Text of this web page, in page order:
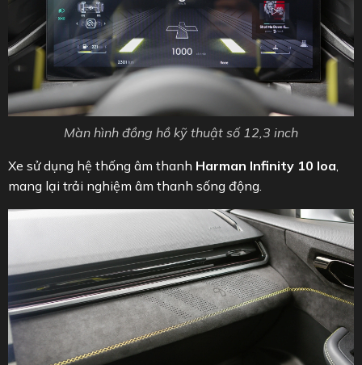
Màn hình đồng hồ kỹ thuật số 12,3 inch
Xe sử dụng hệ thống âm thanh Harman Infinity 10 loa
mang lại trải nghiệm âm thanh sống động.